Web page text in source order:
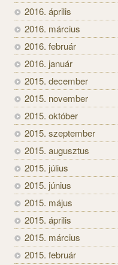
2016. április
2016. március
2016. február
2016. január
2015. december
2015. november
2015. október
2015. szeptember
2015. augusztus
2015. július
2015. június
2015. május
2015. április
2015. március
2015. február